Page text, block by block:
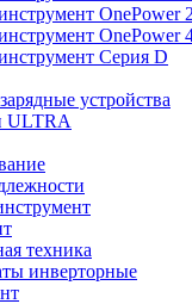
OnePower
OnePower
Серия D
устройства
ULTRA
техника
инверторные